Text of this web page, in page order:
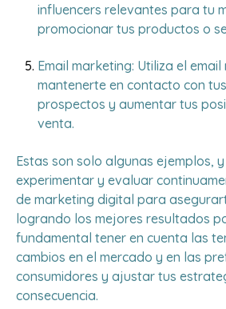
influencers relevantes para tu
promocionar tus productos o
Email marketing: Utiliza el
mantenerte en contacto con
prospectos y aumentar tus
venta.
Estas son solo algunas ejemplos,
experimentar y evaluar
de marketing digital para
logrando los mejores resultados
fundamental tener en cuenta las
cambios en el mercado y en las
consumidores y ajustar tus
consecuencia.